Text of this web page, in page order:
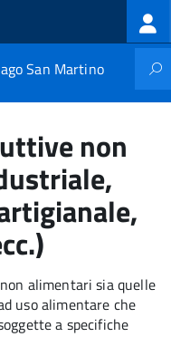
San Martino
non
alimentari sia quelle
uso alimentare che
a specifiche